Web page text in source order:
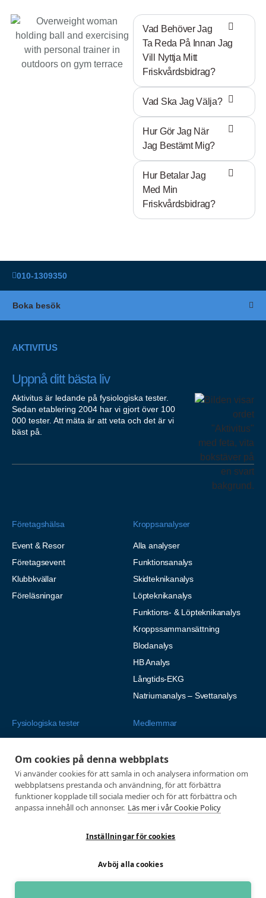
Om cookies på denna webbplats
Vi använder cookies för att samla in och analysera information om
webbplatsens prestanda och användning, för att förbättra
funktioner kopplade till sociala medier och för att förbättra och
anpassa innehåll och annonser. Läs mer i vår Cookie Policy
Inställningar för cookies
Avböj alla cookies
Vad Behöver Jag
Ta Reda På Innan Jag
Vill Nyttja Mitt
Friskvårdsbidrag?
Vad Ska Jag Välja?
Hur Gör Jag När
Jag Bestämt Mig?
Hur Betalar Jag
Med Min
Friskvårdsbidrag?
010-1309350
Boka besök
AKTIVITUS
Uppnå ditt bästa liv
Aktivitus är ledande på fysiologiska tester.
Sedan etablering 2004 har vi gjort över 100
000 tester. Att mäta är att veta och det är vi
bäst på.
Företagshälsa
Event & Resor
Företagsevent
Klubbkvällar
Föreläsningar
Kroppsanalyser
Alla analyser
Funktionsanalys
Skidteknikanalys
Löpteknikanalys
Funktions- & Löpteknikanalys
Kroppssammansättning
Blodanalys
HB Analys
Långtids-EKG
Natriumanalys – Svettanalys
Fysiologiska tester
Tröskeltest cykel
Tröskeltest löpning
Tröskeltest skidor
Tröskeltest triathlon (cykel +
Tröskeltest + VO2max
Medlemmar
Vanliga frågor
AUTOGIRO
© 2026
Integritetspolicy